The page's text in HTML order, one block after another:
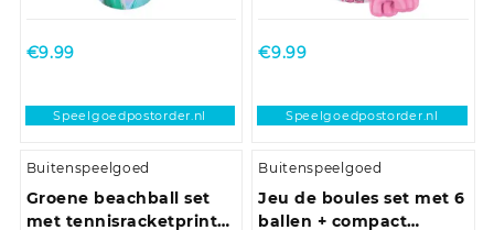
€9.99
Speelgoedpostorder.nl
€9.99
Speelgoedpostorder.nl
Buitenspeelgoed
Groene beachball set
met tennisracketprint
Buitenspeelgoed
Jeu de boules set met 6
ballen + compact